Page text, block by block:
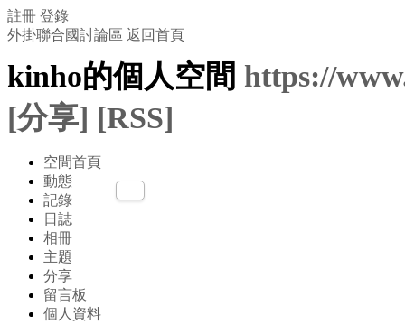
註冊 登錄
外掛聯合國討論區 返回首頁
kinho的個人空間 https://
[分享] [RSS]
空間首頁
動態
記錄
日誌
相冊
主題
分享
留言板
個人資料